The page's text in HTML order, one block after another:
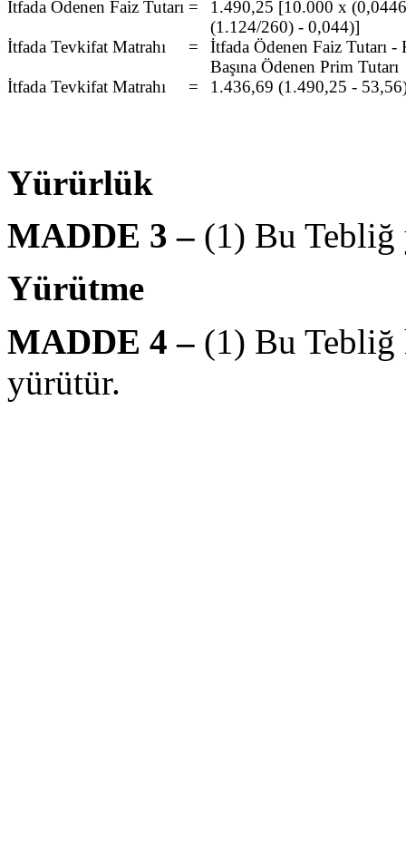
İtfada Ödenen Faiz Tutarı =
1.490,25 [10.000 x
(1.124/260) - 0,044)]
İtfada Tevkifat Matrahı
=
İtfada Ödenen Faiz Tutarı -
Başına Ödenen Prim Tutarı
İtfada Tevkifat Matrahı
= 1.436,69 (1.490,25 -
Yürürlük
MADDE 3 – (1) Bu Tebliğ
Yürütme
MADDE 4 – (1) Bu Tebliğ
yürütür.